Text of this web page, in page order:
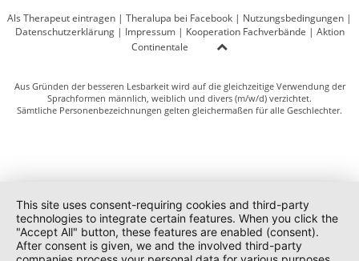
Als Therapeut eintragen | Theralupa bei Facebook | Nutzungsbedingungen |
Datenschutzerklärung| Impressum| Kooperation Fachverbände | Aktion
Continentale
Aus Gründen der besseren Lesbarkeit wird auf die gleichzeitige Verwendung der
Sprachformen männlich, weiblich und divers (m/w/d) verzichtet.
Sämtliche Personenbezeichnungen gelten gleichermaßen für alle Geschlechter.
This site uses consent-requiring cookies and third-party
technologies to integrate certain features. When you click the
"Accept All" button, these features are enabled (consent).
After consent is given, we and the involved third-party